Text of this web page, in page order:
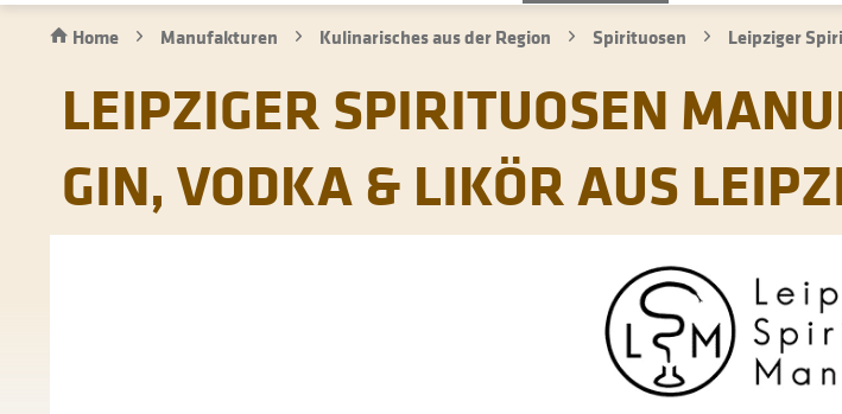
Home Manufakturen Kulinarisches aus der Region Spirituosen Leipziger
LEIPZIGER SPIRITUOSEN
GIN, VODKA & LIKÖR AUS